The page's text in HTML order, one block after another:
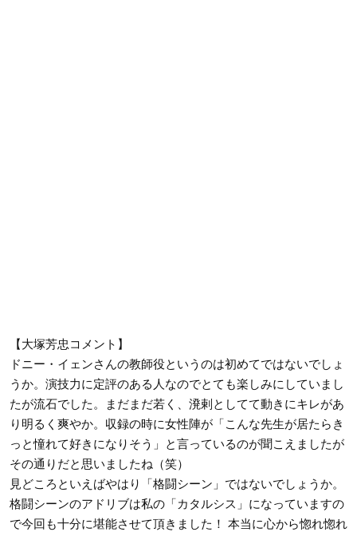
【大塚芳忠コメント】
ドニー・イェンさんの教師役というのは初めてではないでしょ
うか。演技力に定評のある人なのでとても楽しみにしていまし
たが流石でした。まだまだ若く、溌剌としてて動きにキレがあ
り明るく爽やか。収録の時に女性陣が「こんな先生が居たらき
っと憧れて好きになりそう」と言っているのが聞こえましたが
その通りだと思いましたね（笑）
見どころといえばやはり「格闘シーン」ではないでしょうか。
格闘シーンのアドリブは私の「カタルシス」になっていますの
で今回も十分に堪能させて頂きました！ 本当に心から惚れ惚れ